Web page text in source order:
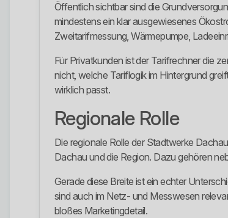
Öffentlich sichtbar sind die
mindestens ein klar ausgewiesenes
Zweitarifmessung, Wärmepumpe,
Für Privatkunden ist der Tarifrechner die
nicht, welche Tariflogik im Hintergrund
wirklich passt.
Regionale Rolle
Die regionale Rolle der Stadtwerke
Dachau und die Region. Dazu gehören
Gerade diese Breite ist ein echter
sind auch im Netz- und Messwesen
bloßes Marketingdetail.